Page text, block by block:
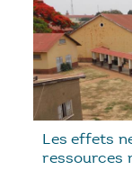
Les effets
ressources